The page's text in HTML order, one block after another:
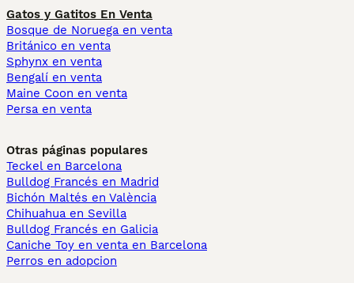
Gatos y Gatitos En Venta
Bosque de Noruega en venta
Británico en venta
Sphynx en venta
Bengalí en venta
Maine Coon en venta
Persa en venta
Otras páginas populares
Teckel en Barcelona
Bulldog Francés en Madrid
Bichón Maltés en València
Chihuahua en Sevilla
Bulldog Francés en Galicia
Caniche Toy en venta en Barcelona
Perros en adopcion